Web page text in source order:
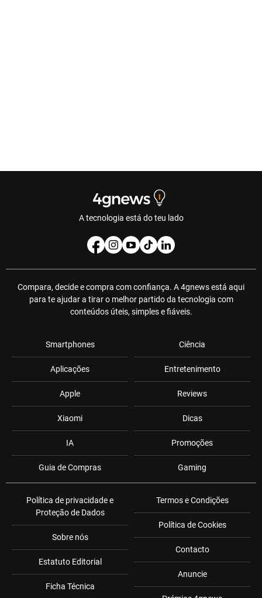
A tecnologia está do teu lado
Compara, decide e compra com confiança. A 4gnews está aqui
para te ajudar a tirar o melhor partido da tecnologia com
conteúdos úteis, simples e fiáveis.
Smartphones
Aplicações
Apple
Xiaomi
IA
Guia de Compras
Ciência
Entretenimento
Reviews
Dicas
Promoções
Gaming
Política de privacidade e
Proteção de Dados
Sobre nós
Estatuto Editorial
Ficha Técnica
Termos e Condições
Política de Cookies
Contacto
Anuncie